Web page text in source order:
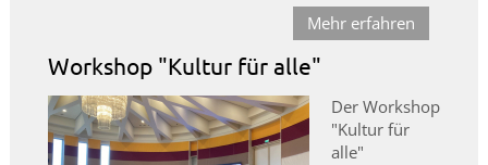
Mehr erfahren
Workshop "Kultur für alle"
Der Workshop
"Kultur für
alle"